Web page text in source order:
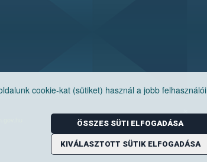
cookie-kat (sütiket) használ a jobb felhasználói
ÖSSZES SÜTI ELFOGADÁSA
KIVÁLASZTOTT SÜTIK ELFOGADÁSA